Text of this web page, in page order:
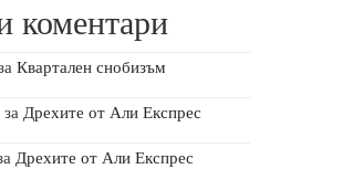
коментари
Квартален снобизъм
за Дрехите от Али Експрес
Дрехите от Али Експрес